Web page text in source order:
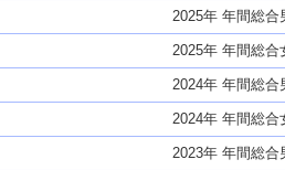
2025年 年間総合
2025年 年間総合
2024年 年間総合
2024年 年間総合
2023年 年間総合